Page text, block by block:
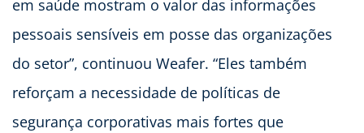
em saúde mostram o valor das informações
pessoais sensíveis em posse das organizações
do setor”, continuou Weafer. “Eles também
reforçam a necessidade de políticas de
segurança corporativas mais fortes que